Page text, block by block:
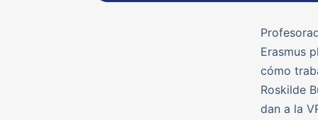
Erasmus
cómo
Roskilde
dan a la